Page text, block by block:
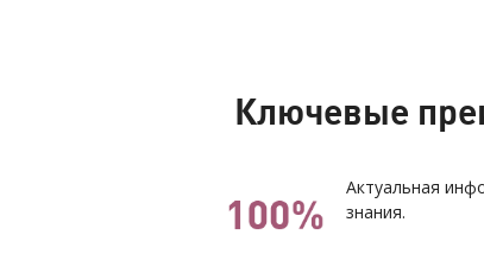
Ключевые
Актуальная
знания.